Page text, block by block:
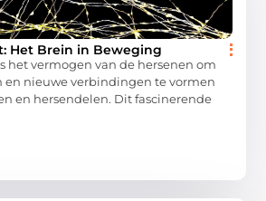
Het Brein in Beweging
het vermogen van de hersenen om
en nieuwe verbindingen te vormen
en hersendelen. Dit fascinerende